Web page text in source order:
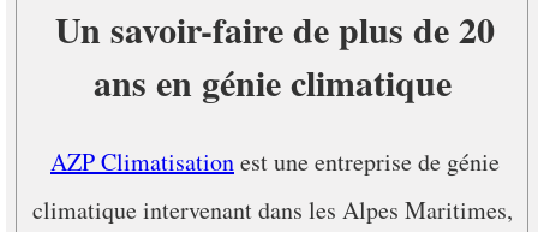
Un savoir-faire de plus de 20
ans en génie climatique
AZP Climatisationest une entreprise de génie
climatique intervenant dans les Alpes Maritimes,